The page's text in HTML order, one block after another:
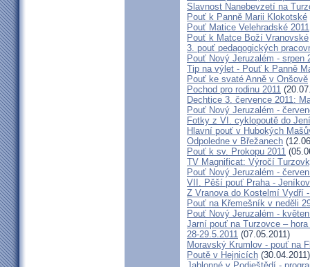
Slavnost Nanebevzetí na
Pouť k Panně Marii Klokotské
Pouť Matice Velehradské 2011
Pouť k Matce Boží Vranovské
3. pouť pedagogických
Pouť Nový Jeruzalém - srpen
Tip na výlet - Pouť k Panně
Pouť ke svaté Anně v Onšově
Pochod pro rodinu 2011
Dechtice 3. července 2011:
Pouť Nový Jeruzalém -
Fotky z VI. cyklopoutě do
Hlavní pouť v Hubokých
Odpoledne v Břežanech
Pouť k sv. Prokopu 2011
TV Magnificat: Výročí
Pouť Nový Jeruzalém -
VII. Pěší pouť Praha -
Z Vranova do Kostelmí Vydří
Pouť na Křemešník v neděli
Pouť Nový Jeruzalém -
Jarní pouť na Turzovce –
28-29.5.2011 (07.05.2011)
Moravský Krumlov - pouť na
Poutě v Hejnicích (30.04.2011)